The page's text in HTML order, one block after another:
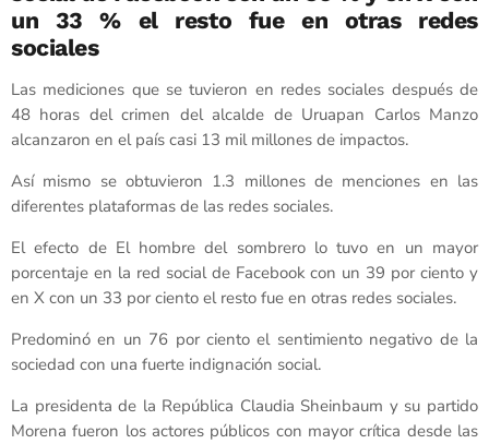
un 33 % el resto fue en otras redes
sociales
Las mediciones que se tuvieron en redes sociales después de
48 horas del crimen del alcalde de Uruapan Carlos Manzo
alcanzaron en el país casi 13 mil millones de impactos.
Así mismo se obtuvieron 1.3 millones de menciones en las
diferentes plataformas de las redes sociales.
El efecto de El hombre del sombrero lo tuvo en un mayor
porcentaje en la red social de Facebook con un 39 por ciento y
en X con un 33 por ciento el resto fue en otras redes sociales.
Predominó en un 76 por ciento el sentimiento negativo de la
sociedad con una fuerte indignación social.
La presidenta de la República Claudia Sheinbaum y su partido
Morena fueron los actores públicos con mayor crítica desde las